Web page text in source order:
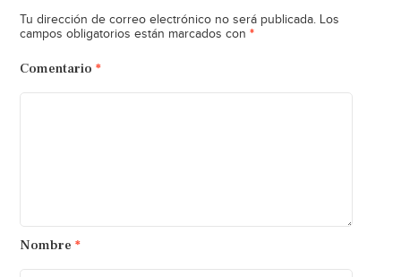
Tu dirección de correo electrónico no será publicada. Los
campos obligatorios están marcados con *
Comentario *
Nombre *